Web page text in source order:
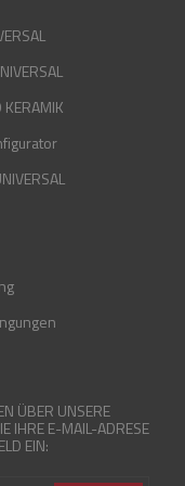
ÜBER UNSERE
IHRE E-MAIL-ADRESE
EIN: